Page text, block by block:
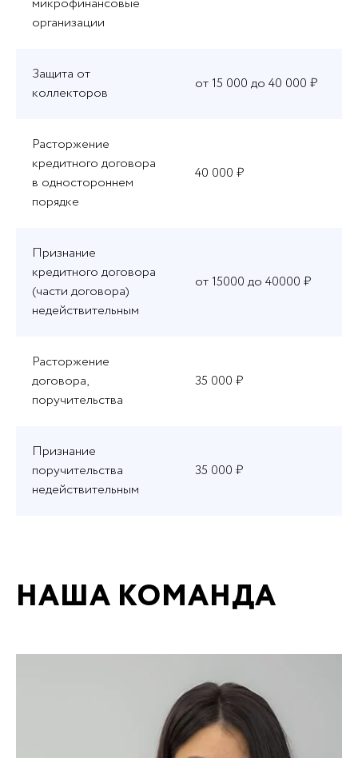
организации
Защита от
коллекторов
от 15 000 до 40 000 ₽
Расторжение
кредитного договора
в одностороннем
порядке
40 000 ₽
Признание
кредитного договора
(части договора)
недействительным
от 15000 до 40000 ₽
Расторжение
договора,
поручительства
35 000 ₽
Признание
поручительства
недействительным
35 000 ₽
НАША КОМАНДА